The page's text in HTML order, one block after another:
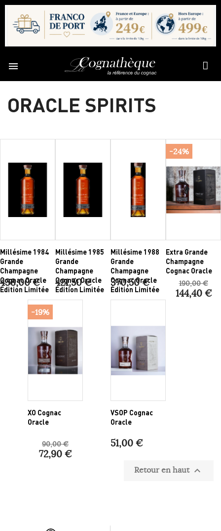

ORACLE SPIRITS
Millésime 1984
Grande
Champagne
Cognac Oracle
Édition Limitée
438,00 €
Millésime 1985
Grande
Champagne
Cognac Oracle
Édition Limitée
421,50 €
Millésime 1988
Grande
Champagne
Cognac Oracle
Édition Limitée
370,50 €
Extra Grande
Champagne
Cognac Oracle
190,00 €
144,40 €
-24%
XO Cognac
Oracle
90,00 €
72,90 €
-19%
VSOP Cognac
Oracle
51,00 €
Retour en haut 